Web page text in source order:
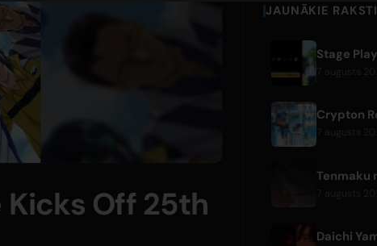
Kicks Off 25th
JAUNĀKIE RAKSTI